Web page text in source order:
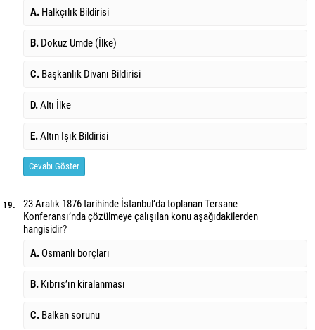
A. Halkçılık Bildirisi
B. Dokuz Umde (İlke)
C. Başkanlık Divanı Bildirisi
D.Altı İlke
E.Altın Işık Bildirisi
Cevabı Göster
19.
23 Aralık 1876 tarihinde İstanbul’da toplanan Tersane
Konferansı’nda çözülmeye çalışılan konu aşağıdakilerden
hangisidir?
A. Osmanlı borçları
B. Kıbrıs’ın kiralanması
C. Balkan sorunu